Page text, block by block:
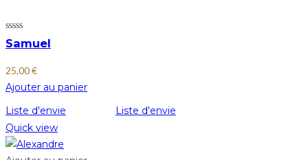
Samuel
25,00€
Ajouter au panier
Liste d'envie
Liste d'envie
Quick view